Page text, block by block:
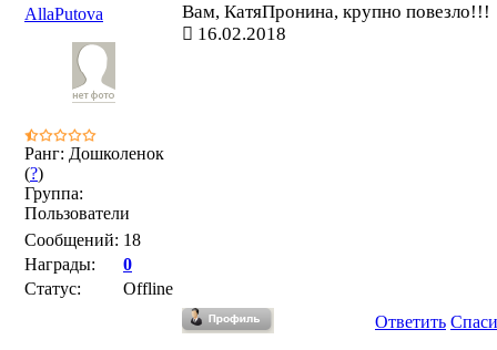
AllaPutova
Ранг: Дошколенок
(?)
Группа:
Пользователи
Сообщений: 18
Награды:
0
Статус:
Offline
Вам, КатяПронина, крупно повезло!!!
16.02.2018
Ответить